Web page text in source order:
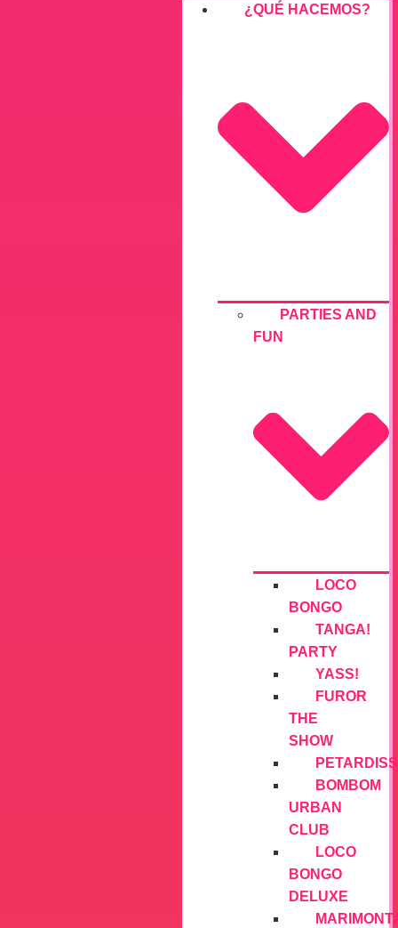
¿QUÉ HACEMOS?
PARTIES AND
FUN
LOCO
BONGO
TANGA!
PARTY
YASS!
FUROR
THE
SHOW
BOMBOM
URBAN
CLUB
LOCO
BONGO
DELUXE